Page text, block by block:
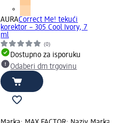
AURACorrect Me! tekući
korektor – 305 Cool Ivory, 7
ml
(0)
Dostupno za isporuku
Odaberi dm trgovinu